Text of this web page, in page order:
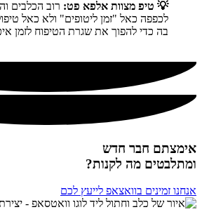
💡 טיפ מצוות אלפא פט: רוב הכלבים
לכפפה כאל "זמן ליטופים" ולא כאל
בה כדי להפוך את שגרת הטיפוח לזמן
אימצתם חבר חדש
ומתלבטים מה לקנות?
אנחנו זמינים בוואצאפ לייעץ לכם